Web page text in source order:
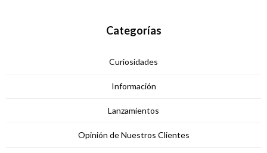
Categorías
Curiosidades
Información
Lanzamientos
Opinión de Nuestros Clientes